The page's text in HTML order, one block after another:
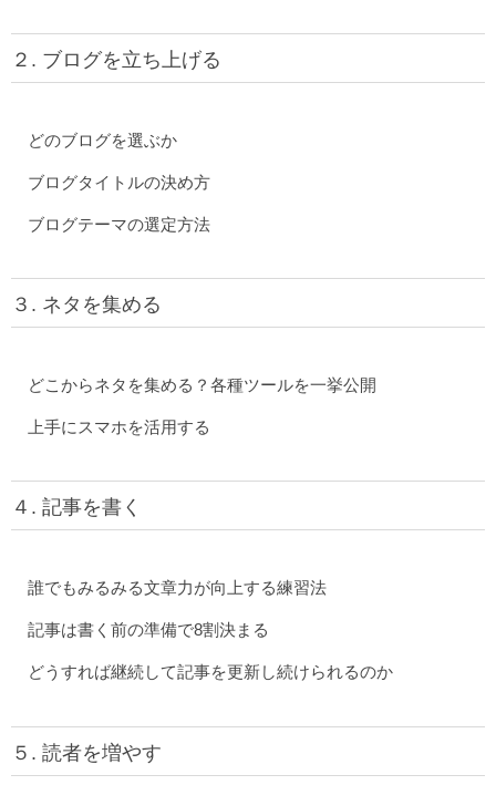
２. ブログを立ち上げる
どのブログを選ぶか
ブログタイトルの決め方
ブログテーマの選定方法
３. ネタを集める
どこからネタを集める？各種ツールを一挙公開
上手にスマホを活用する
４. 記事を書く
誰でもみるみる文章力が向上する練習法
記事は書く前の準備で8割決まる
どうすれば継続して記事を更新し続けられるのか
５. 読者を増やす